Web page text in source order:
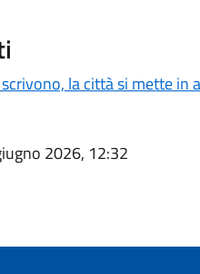
la città si mette in
2026, 12:32